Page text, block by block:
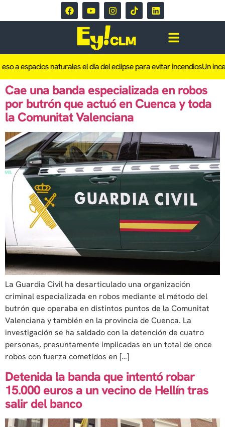
naturales el día del eclipse para evitar incendiosUn incendio
Cae una banda especializada en robos
por butrón que actuó en Cuenca y toda
la Comunitat Valenciana
La Guardia Civil ha desarticulado una organización
criminal especializada en robos mediante el método del
butrón que operaba en distintos puntos de la Comunitat
Valenciana y también en la provincia de Cuenca. La
investigación se ha saldado con la detención de cuatro
personas, presuntamente implicadas en un total de once
robos con fuerza cometidos en […]
Detenida la banda que intentó robar
15.000 euros a un vecino de Hellín tras
salir del banco